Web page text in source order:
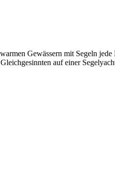
Gewässern mit Segeln
auf einer